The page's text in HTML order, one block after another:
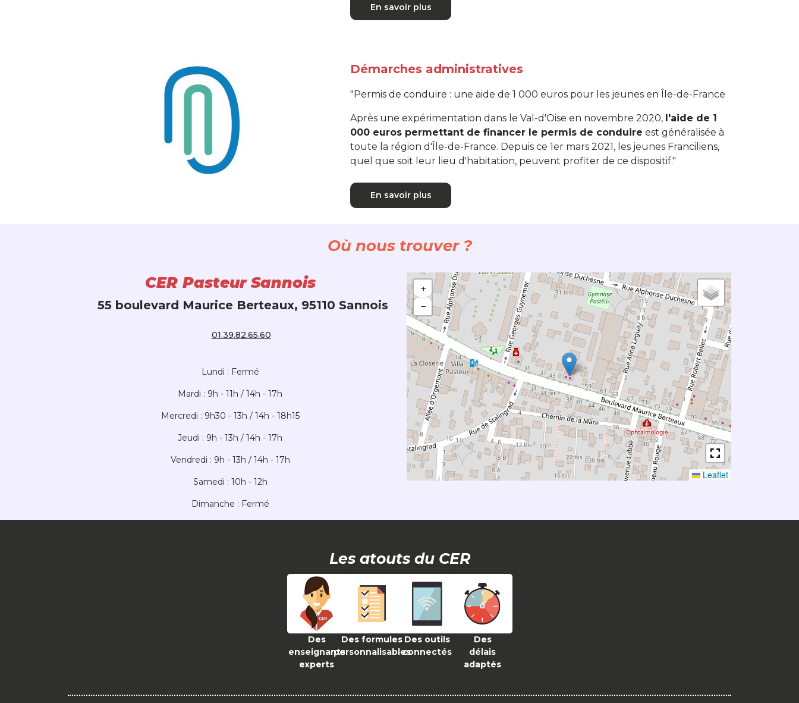
En savoir plus
Démarches administratives
"Permis de conduire : une aide de 1 000 euros pour les jeunes en Île-de-France
Après une expérimentation dans le Val-d'Oise en novembre 2020, l'aide de 1
000 euros permettant de financer le permis de conduire est généralisée à
toute la région d'Île-de-France. Depuis ce 1er mars 2021, les jeunes Franciliens,
quel que soit leur lieu d'habitation, peuvent profiter de ce dispositif."
En savoir plus
Où nous trouver ?
CER Pasteur Sannois
55 boulevard Maurice Berteaux, 95110 Sannois
01.39.82.65.60
Lundi : Fermé
Mardi : 9h - 11h / 14h - 17h
Mercredi : 9h30 - 13h / 14h - 18h15
Jeudi : 9h - 13h / 14h - 17h
Vendredi : 9h - 13h / 14h - 17h
Samedi : 10h - 12h
Dimanche : Fermé
+
−
Leaflet
Les atouts du CER
Des
enseignants
experts
Des formules
personnalisables
Des outils
connectés
Des
délais
adaptés